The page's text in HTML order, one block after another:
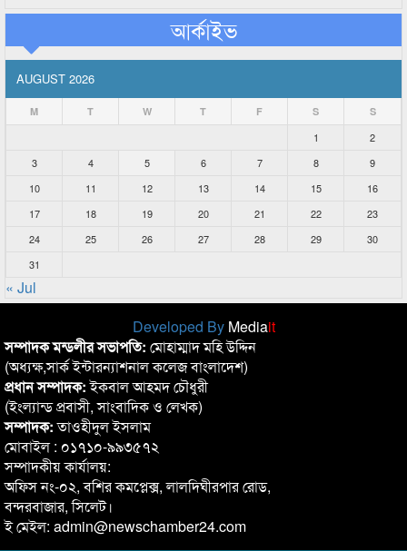
আর্কাইভ
AUGUST 2026
M T W T F S S
1
2
3
4 5 6 7 8
9
10
11 12 13 14 15
16
17
18 19 20 21 22
23
24
25 26 27 28 29
30
31
« Jul
Developed By Mediait
সম্পাদক মন্ডলীর সভাপতি: মোহাম্মাদ মহি উদ্দিন
(অধ্যক্ষ,সার্ক ইন্টারন্যাশনাল কলেজ বাংলাদেশ)
প্রধান সম্পাদক:ইকবাল আহমদ চৌধুরী
(ইংল্যান্ড প্রবাসী, সাংবাদিক ও লেখক)
সম্পাদক:তাওহীদুল ইসলাম
মোবাইল : ০১৭১০-৯৯৩৫৭২
সম্পাদকীয় কার্যালয়:
অফিস নং-০২, বশির কমপ্লেক্স, লালদিঘীরপার রোড,
বন্দরবাজার, সিলেট।
ই মেইল: admin@newschamber24.com